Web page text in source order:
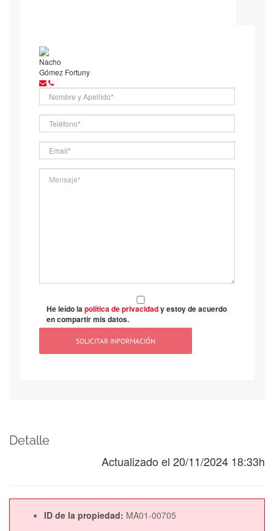
Nacho
Gómez Fortuny
He leído lapolítica de privacidady estoy de acuerdo
en compartir mis datos.
Detalle
Actualizado el 20/11/2024 18:33h
ID de la propiedad: MA01-00705